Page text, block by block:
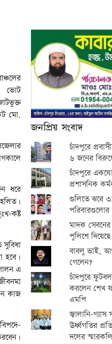
ভোট
মো.
ধরে
কষ্ট
হবে।
এ
কাজ
জনপ্রিয় সংবাদ
চাঁদপুরে
৬ জনের
চাঁদপুরে
প্রশাসনিক
গুলিতে ঝরে
পরিবারগুলোর
মাদক
পুলিশে দিয়েছে
বাবলু ভাই,
গেলেন?
চাঁদপুরে ফুটবল
করলেন শেখ
এমপি
জ্বালানি-
ঊর্ধ্বগতির
দলের